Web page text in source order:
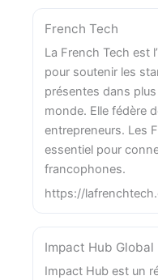
French Tech
La French Tech est
pour soutenir les
présentes dans
monde. Elle fédère
entrepreneurs. Les
essentiel pour
francophones.
https://
Impact Hub Global
Impact Hub est un